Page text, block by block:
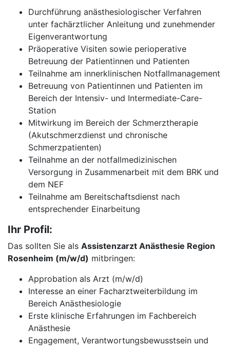
Durchführung anästhesiologischer Verfahren
unter fachärztlicher Anleitung und zunehmender
Eigenverantwortung
Präoperative Visiten sowie perioperative
Betreuung der Patientinnen und Patienten
Teilnahme am innerklinischen Notfallmanagement
Betreuung von Patientinnen und Patienten im
Bereich der Intensiv- und Intermediate-Care-
Station
Mitwirkung im Bereich der Schmerztherapie
(Akutschmerzdienst und chronische
Schmerzpatienten)
Teilnahme an der notfallmedizinischen
Versorgung in Zusammenarbeit mit dem BRK und
dem NEF
Teilnahme am Bereitschaftsdienst nach
entsprechender Einarbeitung
Ihr Profil:
Das sollten Sie als Assistenzarzt Anästhesie Region
Rosenheim (m/w/d) mitbringen:
Approbation als Arzt (m/w/d)
Interesse an einer Facharztweiterbildung im
Bereich Anästhesiologie
Erste klinische Erfahrungen im Fachbereich
Anästhesie
Engagement, Verantwortungsbewusstsein und